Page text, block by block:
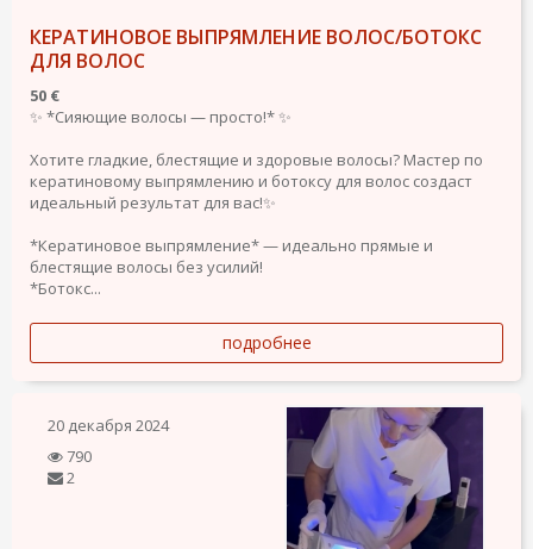
КЕРАТИНОВОЕ ВЫПРЯМЛЕНИЕ ВОЛОС/БОТОКС
ДЛЯ ВОЛОС
50 €
✨ *Сияющие волосы — просто!* ✨
Хотите гладкие, блестящие и здоровые волосы? Мастер по
кератиновому выпрямлению и ботоксу для волос создаст
идеальный результат для вас!✨
*Кератиновое выпрямление* — идеально прямые и
блестящие волосы без усилий!
*Ботокс...
подробнее
20 декабря 2024
790
2